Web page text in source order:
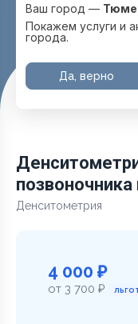
Тюмень
Ваш город —
Покажем услуги и
города.
Да, верно
Главная Услуги и
Денситометрия
4 000 ₽
от 3 700 ₽